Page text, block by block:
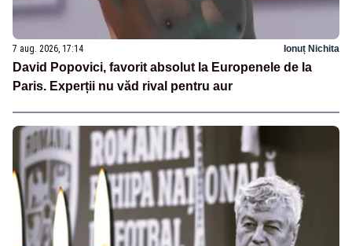
7 aug. 2026, 17:14 Ionuț Nichita
David Popovici, favorit absolut la Europenele de la
Paris. Experții nu văd rival pentru aur